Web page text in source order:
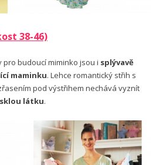
38-46)
budoucí miminko jsou i splývavě
maminku. Lehce romantický střih s
pod výstřihem nechává vyznít
látku.